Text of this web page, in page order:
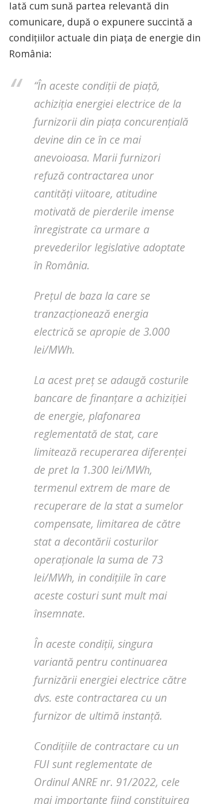
Iată cum sună partea relevantă din
comunicare, după o expunere succintă a
condițiilor actuale din piața de energie din
România:
“În aceste condiții de piață,
achiziția energiei electrice de la
furnizorii din piața concurențială
devine din ce în ce mai
anevoioasa. Marii furnizori
refuză contractarea unor
cantități viitoare, atitudine
motivată de pierderile imense
înregistrate ca urmare a
prevederilor legislative adoptate
în România.
Prețul de baza la care se
tranzacționează energia
electrică se apropie de 3.000
lei/MWh.
La acest preț se adaugă costurile
bancare de finanțare a achiziției
de energie, plafonarea
reglementată de stat, care
limitează recuperarea diferenței
de pret la 1.300 lei/MWh,
termenul extrem de mare de
recuperare de la stat a sumelor
compensate, limitarea de către
stat a decontării costurilor
operaționale la suma de 73
lei/MWh, in condițiile în care
aceste costuri sunt mult mai
însemnate.
În aceste condiții, singura
variantă pentru continuarea
furnizării energiei electrice către
dvs. este contractarea cu un
furnizor de ultimă instanță.
Condițiile de contractare cu un
FUI sunt reglementate de
Ordinul ANRE nr. 91/2022, cele
mai importante fiind constituirea